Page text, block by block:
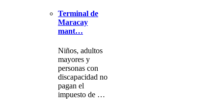
Terminal de
Maracay
mant…
Niños, adultos
mayores y
personas con
discapacidad no
pagan el
impuesto de …